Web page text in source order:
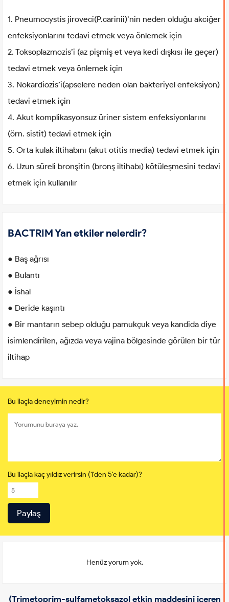
1. Pneumocystis jiroveci(P.carinii)’nin neden olduğu akciğer
enfeksiyonlarını tedavi etmek veya önlemek için
2. Toksoplazmozis’i (az pişmiş et veya kedi dışkısı ile geçer)
tedavi etmek veya önlemek için
3. Nokardiozis’i(apselere neden olan bakteriyel enfeksiyon)
tedavi etmek için
4. Akut komplikasyonsuz üriner sistem enfeksiyonlarını
(örn. sistit) tedavi etmek için
5. Orta kulak iltihabını (akut otitis media) tedavi etmek için
6. Uzun süreli bronşitin (bronş iltihabı) kötüleşmesini tedavi
etmek için kullanılır
BACTRIM Yan etkiler nelerdir?
● Baş ağrısı
● Bulantı
● İshal
● Deride kaşıntı
● Bir mantarın sebep olduğu pamukçuk veya kandida diye
isimlendirilen, ağızda veya vajina bölgesinde görülen bir tür
iltihap
Bu ilaçla deneyimin nedir?
Bu ilaçla kaç yıldız verirsin (1'den 5'e kadar)?
Henüz yorum yok.
(Trimetoprim-sulfametoksazol etkin maddesini içeren